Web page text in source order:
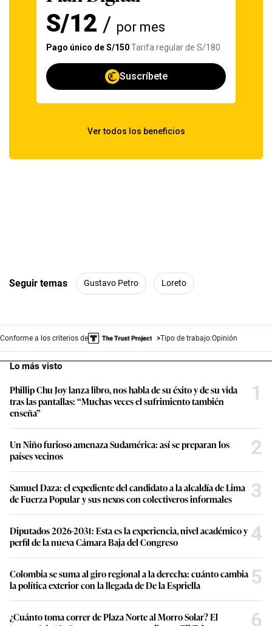
Seguir temas Gustavo Petro Loreto
Conforme a los criterios de Tipo de trabajo:Opinión
Lo más visto
Phillip Chu Joy lanza libro, nos habla de su éxito y de su vida
tras las pantallas: “Muchas veces el sufrimiento también
enseña”
1
Un Niño furioso amenaza Sudamérica: así se preparan los
países vecinos
2
Samuel Daza: el expediente del candidato a la alcaldía de Lima
de Fuerza Popular y sus nexos con colectiveros informales
3
Diputados 2026-2031: Esta es la experiencia, nivel académico y
perfil de la nueva Cámara Baja del Congreso
4
Colombia se suma al giro regional a la derecha: cuánto cambia
la política exterior con la llegada de De la Espriella
5
¿Cuánto toma correr de Plaza Norte al Morro Solar? El
6